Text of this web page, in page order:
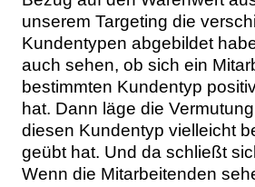
unserem Targeting die
Kundentypen abgebildet
auch sehen, ob sich ein
bestimmten Kundentyp
hat. Dann läge die
diesen Kundentyp vielleicht
geübt hat. Und da schließt
Wenn die Mitarbeitenden